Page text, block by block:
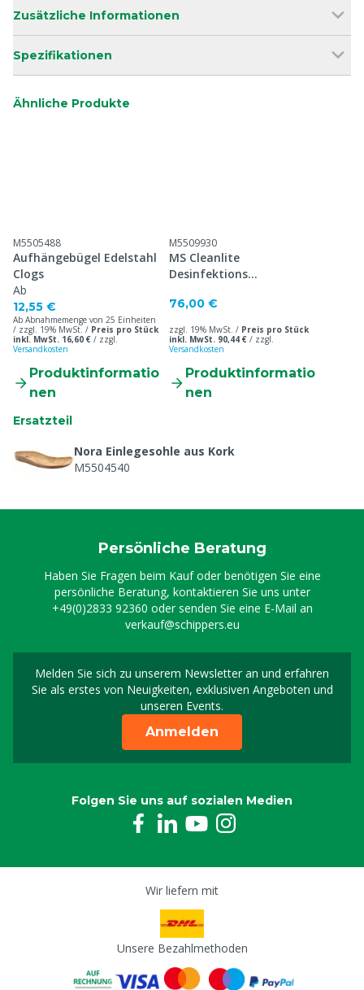
Zusätzliche Informationen
Spezifikationen
Ähnliche Produkte
M5505488
Aufhängebügel Edelstahl
Clogs
Ab
12,55 €
Ab Abnahmemenge von 25 Einheiten
/ zzgl. 19% MwSt. / Preis pro Stück
inkl. MwSt. 16,60 € / zzgl.
Versandkosten
Produktinformatio
nen
M5509930
MS Cleanlite
Desinfektions
76,00 €
zzgl. 19% MwSt. / Preis pro Stück
inkl. MwSt. 90,44 € / zzgl.
Versandkosten
Produktinformatio
nen
Ersatzteil
Nora Einlegesohle aus Kork
M5504540
Persönliche Beratung
Haben Sie Fragen beim Kauf oder benötigen Sie eine
persönliche Beratung, kontaktieren Sie uns unter
+49(0)2833 92360 oder senden Sie eine E-Mail an
verkauf@schippers.eu
Melden Sie sich zu unserem Newsletter an und erfahren
Sie als erstes von Neuigkeiten, exklusiven Angeboten und
unseren Events.
Melden Sie sich für
Anmelden
Folgen Sie uns auf sozialen Medien
Wir liefern mit
Unsere Bezahlmethoden